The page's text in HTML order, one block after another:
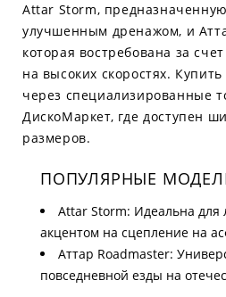
Attar Storm, предназначенную
улучшенным дренажом, и
которая востребована за
на высоких скоростях.
через специализированные
ДискоМаркет, где доступен
размеров.
ПОПУЛЯРНЫЕ
Attar Storm: Идеальна для
акцентом на сцепление на
Аттар Roadmaster:
повседневной езды на